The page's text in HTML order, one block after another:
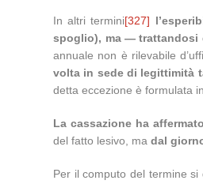
In altri termini[327]
spoglio), ma — trattandosi
annuale non è rilevabile
volta in sede di legittimità
detta eccezione è formulata
La cassazione ha
del fatto lesivo, madal
Per il computo del termine